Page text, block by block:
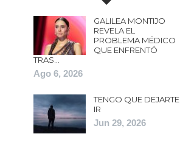
GALILEA MONTIJO
REVELA EL
PROBLEMA MÉDICO
QUE ENFRENTÓ
TRAS…
Ago 6, 2026
TENGO QUE DEJARTE
IR
Jun 29, 2026